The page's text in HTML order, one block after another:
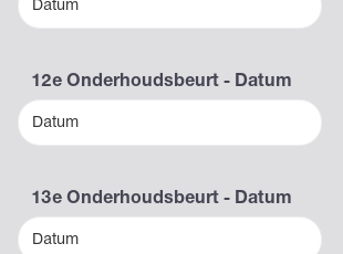
Datum
12e Onderhoudsbeurt - Datum
Datum
13e Onderhoudsbeurt - Datum
Datum